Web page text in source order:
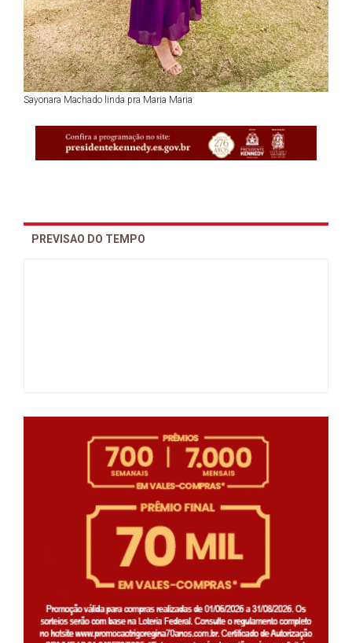
Sayonara Machado linda pra Maria Maria
PREVISAO DO TEMPO